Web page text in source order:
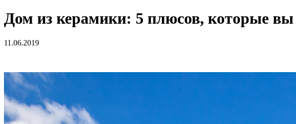
Дом из керамики: 5 плюсов, которые вы
11.06.2019